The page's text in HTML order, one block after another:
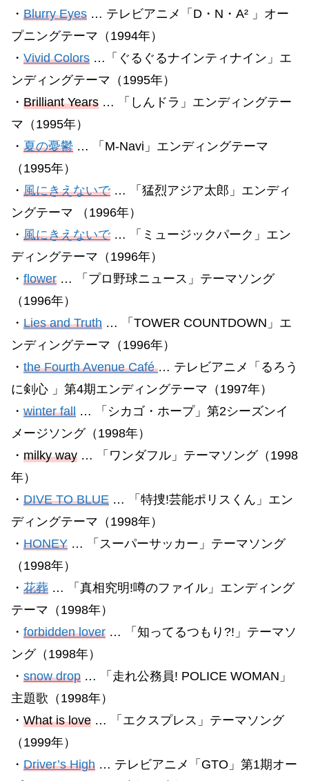
・ Blurry Eyes … テレビアニメ「D・N・A² 」オー
プニングテーマ（1994年）
・ Vivid Colors …「ぐるぐるナインティナイン」エ
ンディングテーマ（1995年）
・ Brilliant Years … 「しんドラ」エンディングテー
マ（1995年）
・ 夏の憂鬱 … 「M-Navi」エンディングテーマ
（1995年）
・ 風にきえないで… 「猛烈アジア太郎」エンディ
ングテーマ （1996年）
・ 風にきえないで… 「ミュージックパーク」エン
ディングテーマ（1996年）
・ flower … 「プロ野球ニュース」テーマソング
（1996年）
・ Lies and Truth … 「TOWER COUNTDOWN」エ
ンディングテーマ（1996年）
・ the Fourth Avenue Café… テレビアニメ「るろう
に剣心 」第4期エンディングテーマ（1997年）
・ winter fall … 「シカゴ・ホープ」第2シーズンイ
メージソング（1998年）
・ milky way … 「ワンダフル」テーマソング（1998
年）
・ DIVE TO BLUE … 「特捜!芸能ポリスくん」エン
ディングテーマ（1998年）
・ HONEY … 「スーパーサッカー」テーマソング
（1998年）
・ 花葬 … 「真相究明!噂のファイル」エンディング
テーマ（1998年）
・ forbidden lover … 「知ってるつもり?!」テーマソ
ング（1998年）
・ snow drop … 「走れ公務員! POLICE WOMAN」
主題歌（1998年）
・ What is love … 「エクスプレス」テーマソング
（1999年）
・ Driver’s High … テレビアニメ「GTO」第1期オー